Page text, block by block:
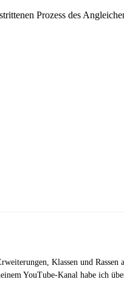
Prozess des
Klassen und
YouTube-Kanal habe ich